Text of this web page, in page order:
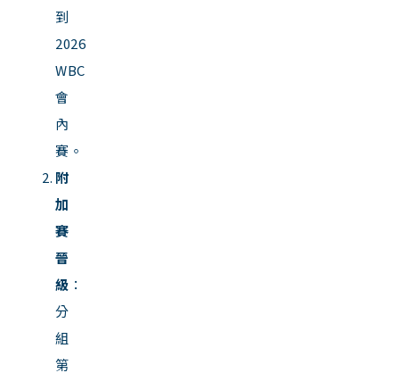
到
2026
WBC
會
內
賽。
附
加
賽
晉
級 ：
分
組
第